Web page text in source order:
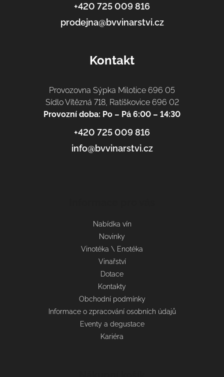
+420 725 009 816
prodejna@bvvinarstvi.cz
Kontakt
Provozovna Sýpka Milotice 696 05
Sídlo Vítězná 718, Ratíškovice 696 02
Provozní doba: Po – Pá 6:00 – 14:30
+420 725 009 816
info@bvvinarstvi.cz
Nabídka vín
Novinky
Vinotéka \ Enotéka
Vinařství
Dotace
Kontakty
Obchodní podmínky
Informace o zpracování osobních údajů
Eventy a degustace
Kariéra